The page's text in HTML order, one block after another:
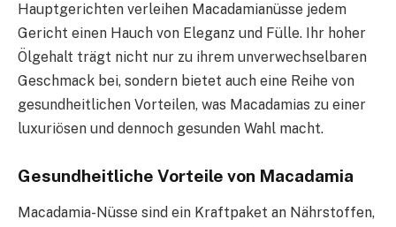
Hauptgerichten verleihen Macadamianüsse jedem
Gericht einen Hauch von Eleganz und Fülle. Ihr hoher
Ölgehalt trägt nicht nur zu ihrem unverwechselbaren
Geschmack bei, sondern bietet auch eine Reihe von
gesundheitlichen Vorteilen, was Macadamias zu einer
luxuriösen und dennoch gesunden Wahl macht.
Gesundheitliche Vorteile von Macadamia
Macadamia-Nüsse sind ein Kraftpaket an Nährstoffen,